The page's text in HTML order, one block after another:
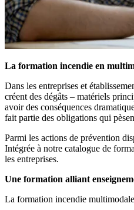
La formation incendie en
Dans les entreprises et
créent des dégâts – matériels
avoir des conséquences
fait partie des obligations qui
Parmi les actions de prévention
Intégrée à notre catalogue de
les entreprises.
Une formation alliant
La formation incendie